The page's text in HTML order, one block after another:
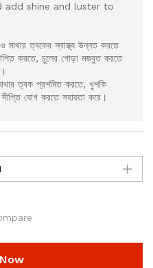
add shine and luster to
মাথার ত্বকের স্বাস্থ্য উন্নত করতে
করতে, চুলের গোড়া মজবুত করতে
ত্বক প্রশমিত করতে, খুশকি
যোগ করতে সহায়তা করে।